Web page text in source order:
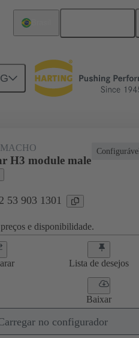
Configurável
H3 module male
53 903 1301
e disponibilidade.
Lista de desejos
Baixar
no configurador